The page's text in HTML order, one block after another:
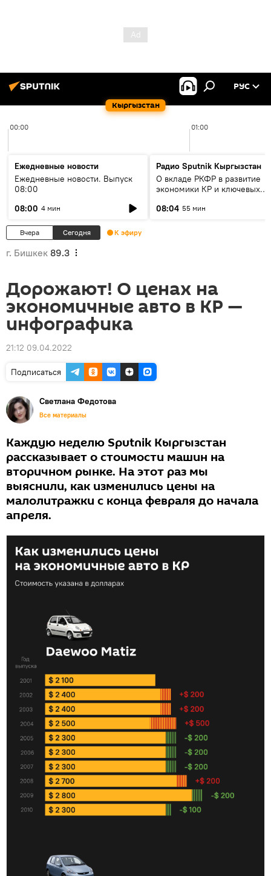
Кыргызстан
РУС
00:00 01:00
Ежедневные новости
Ежедневные новости. Выпуск
08:00
08:00 4 мин
Радио Sputnik Кыргызстан
О вкладе РКФР в развитие
экономики КР и ключевых
08:04 55 мин
Вчера Сегодня К эфиру
г. Бишкек 89.3
Дорожают! О ценах на
экономичные авто в КР —
инфографика
21:12 09.04.2022
Подписаться
Светлана Федотова
Все материалы
Каждую неделю Sputnik Кыргызстан
рассказывает о стоимости машин на
вторичном рынке. На этот раз мы
выяснили, как изменились цены на
малолитражки с конца февраля до начала
апреля.